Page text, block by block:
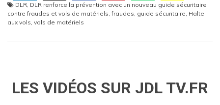
DLR, DLR renforce la prévention avec un nouveau guide sécuritaire
contre fraudes et vols de matériels,fraudes, guide sécuritaire, Halte
aux vols, vols de matériels
LES VIDÉOS SUR JDL TV.FR